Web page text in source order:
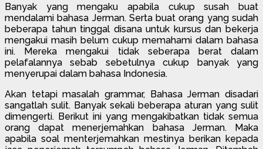
Banyak yang mengaku apabila cukup susah buat
mendalami bahasa Jerman. Serta buat orang yang sudah
beberapa tahun tinggal disana untuk kursus dan bekerja
mengakui masih belum cukup memahami dalam bahasa
ini. Mereka mengakui tidak seberapa berat dalam
pelafalannya sebab sebetulnya cukup banyak yang
menyerupai dalam bahasa Indonesia.
Akan tetapi masalah grammar, Bahasa Jerman disadari
sangatlah sulit. Banyak sekali beberapa aturan yang sulit
dimengerti. Berikut ini yang mengakibatkan tidak semua
orang dapat menerjemahkan bahasa Jerman. Maka
apabila soal menterjemahkan mestinya berikan kepada